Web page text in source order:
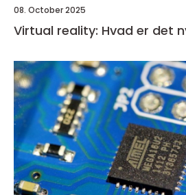
08. October 2025
Virtual reality: Hvad er det